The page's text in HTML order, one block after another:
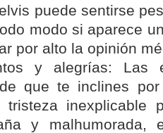
puede sentirse
modo si aparece
por alto la opinión
y alegrías: Las
que te inclines
tristeza inexplicable
y